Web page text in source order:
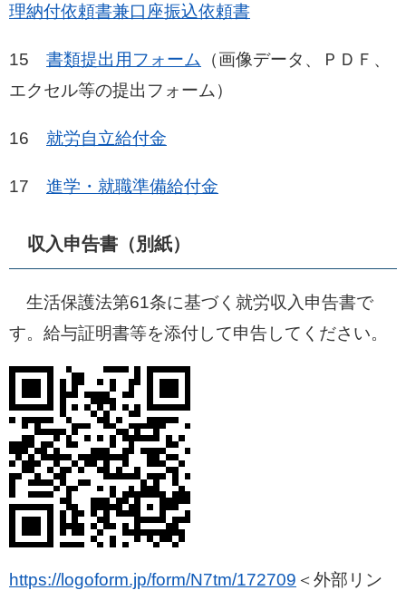
理納付依頼書兼口座振込依頼書
15 書類提出用フォーム （画像データ、ＰＤＦ、
エクセル等の提出フォーム）
16 就労自立給付金
17 進学・就職準備給付金
収入申告書（別紙）
生活保護法第61条に基づく就労収入申告書で
す。給与証明書等を添付して申告してください。
https://logoform.jp/form/N7tm/172709 ＜外部リン